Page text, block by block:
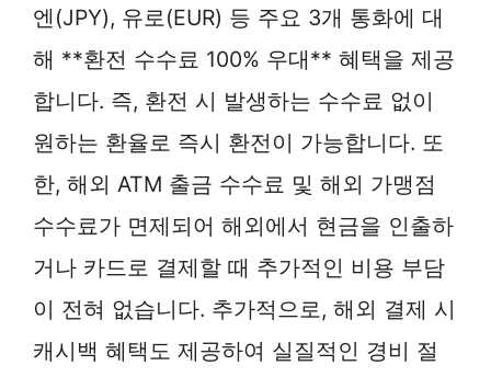
엔(JPY), 유로(EUR) 등 주요 3개 통화에 대
해 **환전 수수료 100% 우대** 혜택을 제공
합니다. 즉, 환전 시 발생하는 수수료 없이
원하는 환율로 즉시 환전이 가능합니다. 또
한, 해외 ATM 출금 수수료 및 해외 가맹점
수수료가 면제되어 해외에서 현금을 인출하
거나 카드로 결제할 때 추가적인 비용 부담
이 전혀 없습니다. 추가적으로, 해외 결제 시
캐시백 혜택도 제공하여 실질적인 경비 절